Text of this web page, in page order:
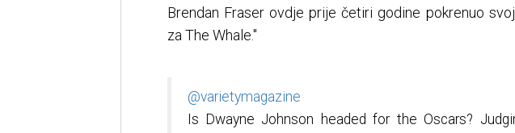
Brendan Fraser ovdje prije četiri godine pokrenuo
za The Whale."
@varietymagazine
Is Dwayne Johnson headed for the Oscars?